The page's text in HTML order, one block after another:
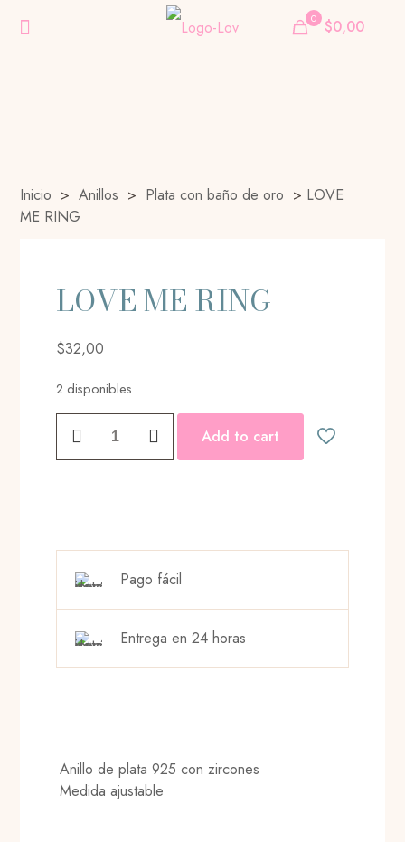
0 $0,00
Inicio > Anillos > Plata con baño de oro > LOVE
ME RING
LOVE ME RING
$32,00
2 disponibles
ME
RING
Add to cart
Pago fácil
Entrega en 24 horas
Anillo de plata 925 con zircones
Medida ajustable